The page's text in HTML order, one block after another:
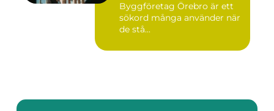
Byggföretag Örebro är ett
sökord många använder när
de stå...